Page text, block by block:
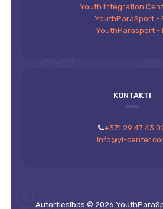
Youth Integration
YouthParaSport -
YouthParasport -
KONTAKTI
+371 29 47 43
info@yi-
Autortiesības © 2026